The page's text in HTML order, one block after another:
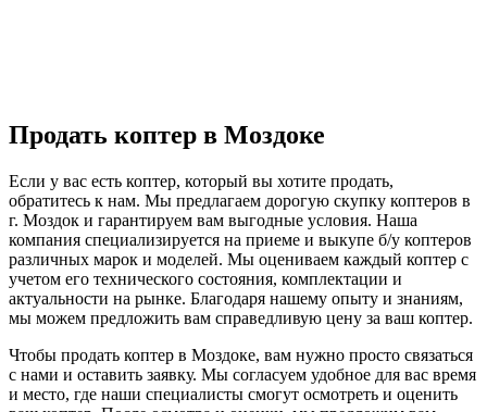
Продать коптер в Моздоке
Если у вас есть коптер, который вы хотите продать,
обратитесь к нам. Мы предлагаем дорогую скупку коптеров в
г. Моздок и гарантируем вам выгодные условия. Наша
компания специализируется на приеме и выкупе б/у коптеров
различных марок и моделей. Мы оцениваем каждый коптер с
учетом его технического состояния, комплектации и
актуальности на рынке. Благодаря нашему опыту и знаниям,
мы можем предложить вам справедливую цену за ваш коптер.
Чтобы продать коптер в Моздоке, вам нужно просто связаться
с нами и оставить заявку. Мы согласуем удобное для вас время
и место, где наши специалисты смогут осмотреть и оценить